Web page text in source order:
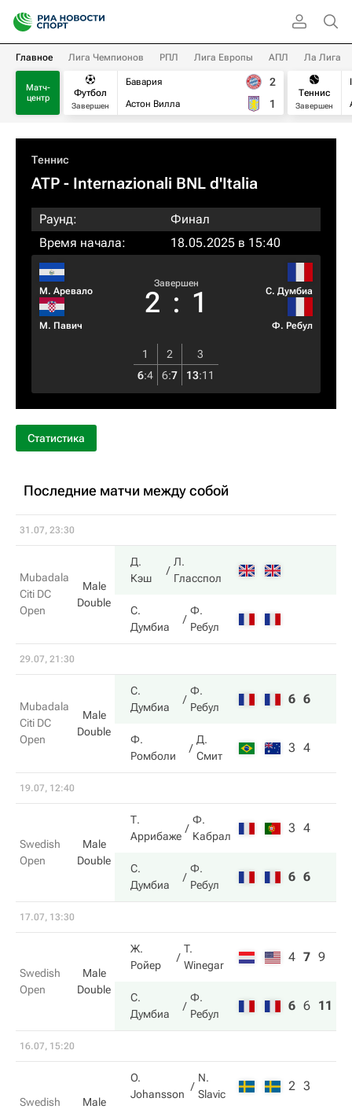
Главное Лига Чемпионов РПЛ Лига Европы АПЛ Ла Лига
Матч-
центр
Футбол
Завершен
Бавария
Астон Вилла
2
1
Теннис
Завершен
Теннис
ATP - Internazionali BNL d'Italia
Раунд:
Финал
Время начала:
18.05.2025 в 15:40
М. Аревало
М. Павич
Завершен
2 : 1 С. Думбиа
Ф. Ребул
1 2
3
6:4 6:7 13:11
Статистика
Последние матчи между собой
31.07, 23:30
Mubadala
Citi DC
Open
Male
Double
Д.
Кэш
Л.
Гласспол
С.
Думбиа
Ф.
Ребул
29.07, 21:30
Mubadala
Citi DC
Open
Male
Double
С.
Думбиа
Ф.
Ребул
6 6
Ф.
Ромболи
Д.
Смит
3 4
19.07, 12:40
Swedish
Open
Male
Double
Т.
Аррибаже
Ф.
Кабрал
3 4
С.
Думбиа
Ф.
Ребул
6 6
17.07, 13:30
Swedish
Open
Male
Double
Ж.
Ройер
T.
Winegar
4 7 9
С.
Думбиа
Ф.
Ребул
6 6 11
16.07, 15:20
Swedish
Male
O.
Johansson
N.
Slavic
2 3